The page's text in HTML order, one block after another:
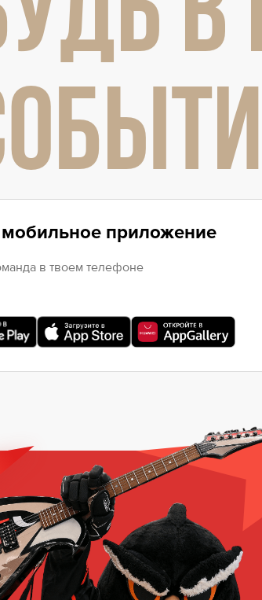
Локомотив
ЦСКА
Шанхайские Драконы
приложение
в твоем телефоне